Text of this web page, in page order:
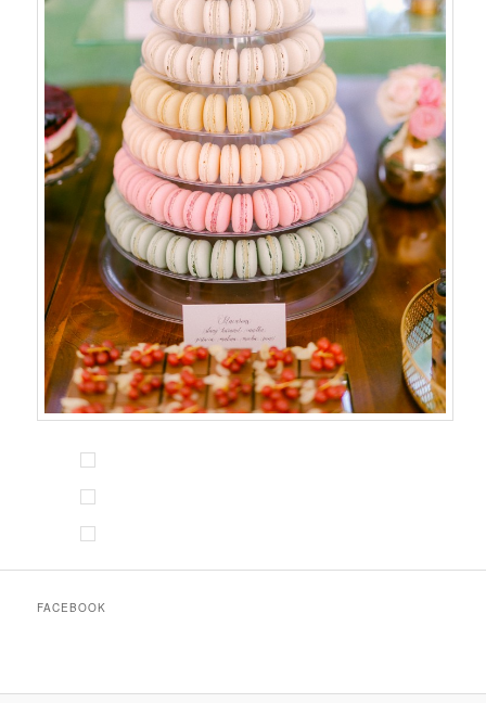
FACEBOOK